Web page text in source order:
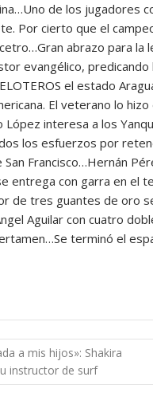
de los jugadores
Por cierto que el
abrazo para la
evangélico,
el estado
El veterano lo
interesa a los
los esfuerzos por
Francisco…Hernán
entrega con garra en el
de tres guantes de
Aguilar con cuatro
terminó el
a mis hijos»: Shakira
instructor de surf